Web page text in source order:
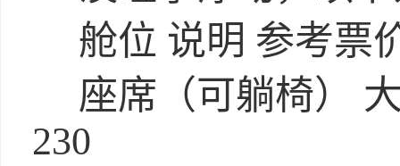
舱位 说明 参考票
座席（可躺椅）
230